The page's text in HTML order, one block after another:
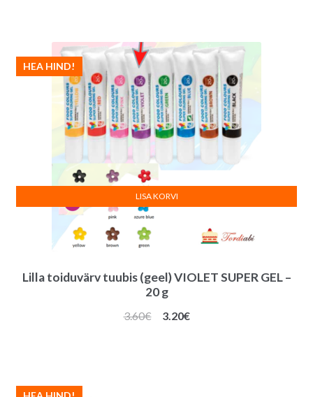
Lilla toiduvärv tuubis (geel) VIOLET SUPER GEL –
20 g
HEA HIND!
3.60€
Algne
3.20€Praegune
LISA KORVI